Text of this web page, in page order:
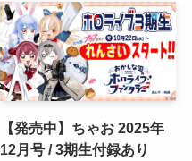
【発売中】ちゃお 2025年
12月号 / 3期生付録あり